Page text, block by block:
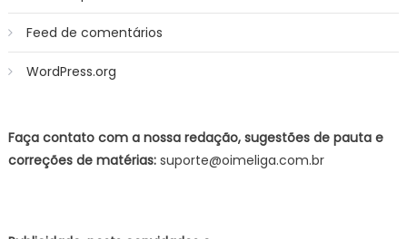
Feed de comentários
WordPress.org
Faça contato com a nossa redação, sugestões de pauta e
correções de matérias:suporte@oimeliga.com.br